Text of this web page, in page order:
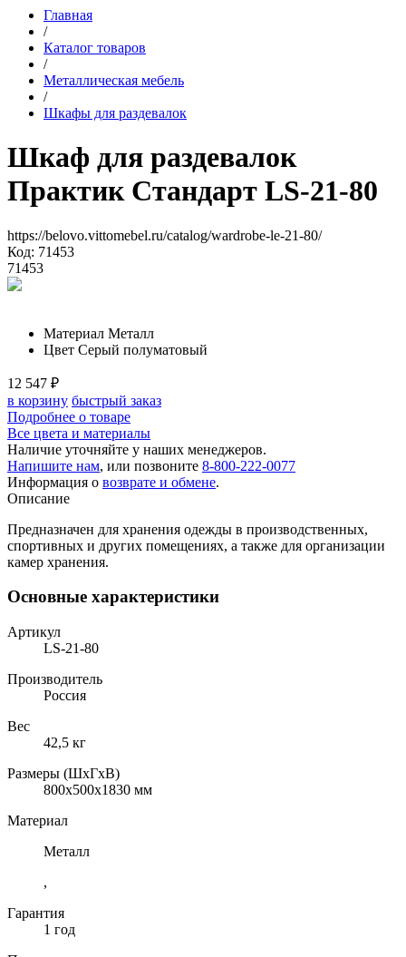
Главная
/
Каталог товаров
/
Металлическая мебель
/
Шкафы для раздевалок
Шкаф для раздевалок
Практик Стандарт LS-21-80
https://belovo.vittomebel.ru/catalog/wardrobe-le-21-80/
Код: 71453
71453
Материал Металл
Цвет Серый полуматовый
12 547 ₽
в корзину быстрый заказ
Подробнее о товаре
Все цвета и материалы
Наличие уточняйте у наших менеджеров.
Напишите нам, или позвоните 8-800-222-0077
Информация о возврате и обмене.
Описание
Предназначен для хранения одежды в производственных,
спортивных и других помещениях, а также для организации
камер хранения.
Основные характеристики
Артикул
LS-21-80
Производитель
Россия
Вес
42,5 кг
Размеры (ШхГхВ)
800x500x1830 мм
Материал
Металл
,
Гарантия
1 год